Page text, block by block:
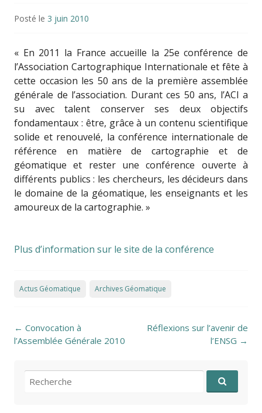
Posté le 3 juin 2010
« En 2011 la France accueille la 25e conférence de
l’Association Cartographique Internationale et fête à
cette occasion les 50 ans de la première assemblée
générale de l’association. Durant ces 50 ans, l’ACI a
su avec talent conserver ses deux objectifs
fondamentaux : être, grâce à un contenu scientifique
solide et renouvelé, la conférence internationale de
référence en matière de cartographie et de
géomatique et rester une conférence ouverte à
différents publics : les chercheurs, les décideurs dans
le domaine de la géomatique, les enseignants et les
amoureux de la cartographie. »
Plus d’information sur le site de la conférence
Actus Géomatique Archives Géomatique
Post navigation
← Convocation à
l’Assemblée Générale 2010
Réflexions sur l’avenir de
l’ENSG →
Recherche pour: